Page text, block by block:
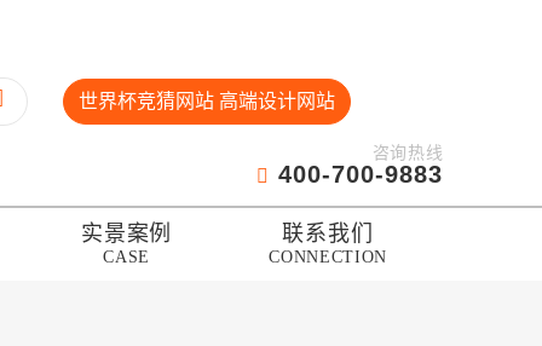
世界杯竞猜网站 高端设计网站
咨询热线
400-700-9883
实景案例
CASE
联系我们
CONNECTION